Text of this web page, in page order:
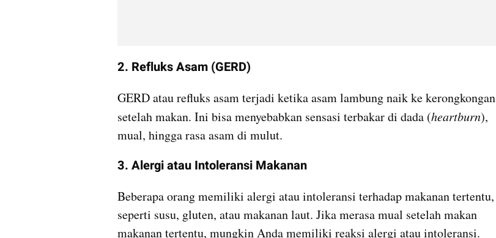
2. Refluks Asam (GERD)
GERD atau refluks asam terjadi ketika asam lambung naik ke kerongkongan
setelah makan. Ini bisa menyebabkan sensasi terbakar di dada (heartburn),
mual, hingga rasa asam di mulut.
3. Alergi atau Intoleransi Makanan
Beberapa orang memiliki alergi atau intoleransi terhadap makanan tertentu,
seperti susu, gluten, atau makanan laut. Jika merasa mual setelah makan
makanan tertentu, mungkin Anda memiliki reaksi alergi atau intoleransi.